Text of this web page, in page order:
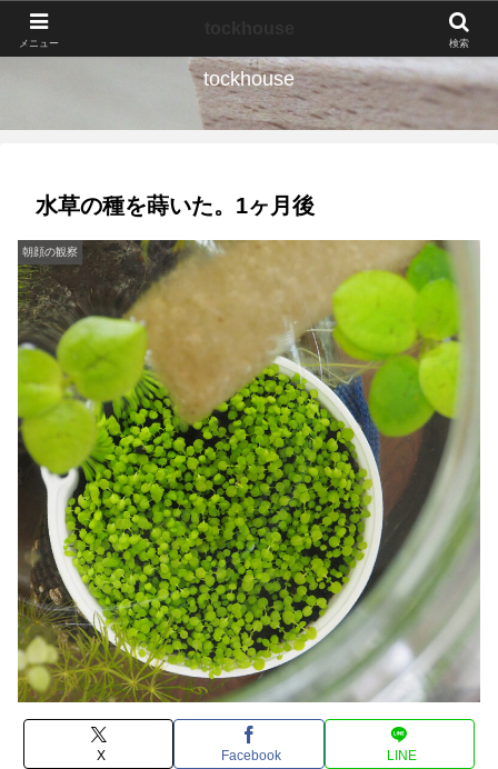
tockhouse
水草の種を蒔いた。1ヶ月後
朝顔の観察
X Facebook LINE
メニュー 検索